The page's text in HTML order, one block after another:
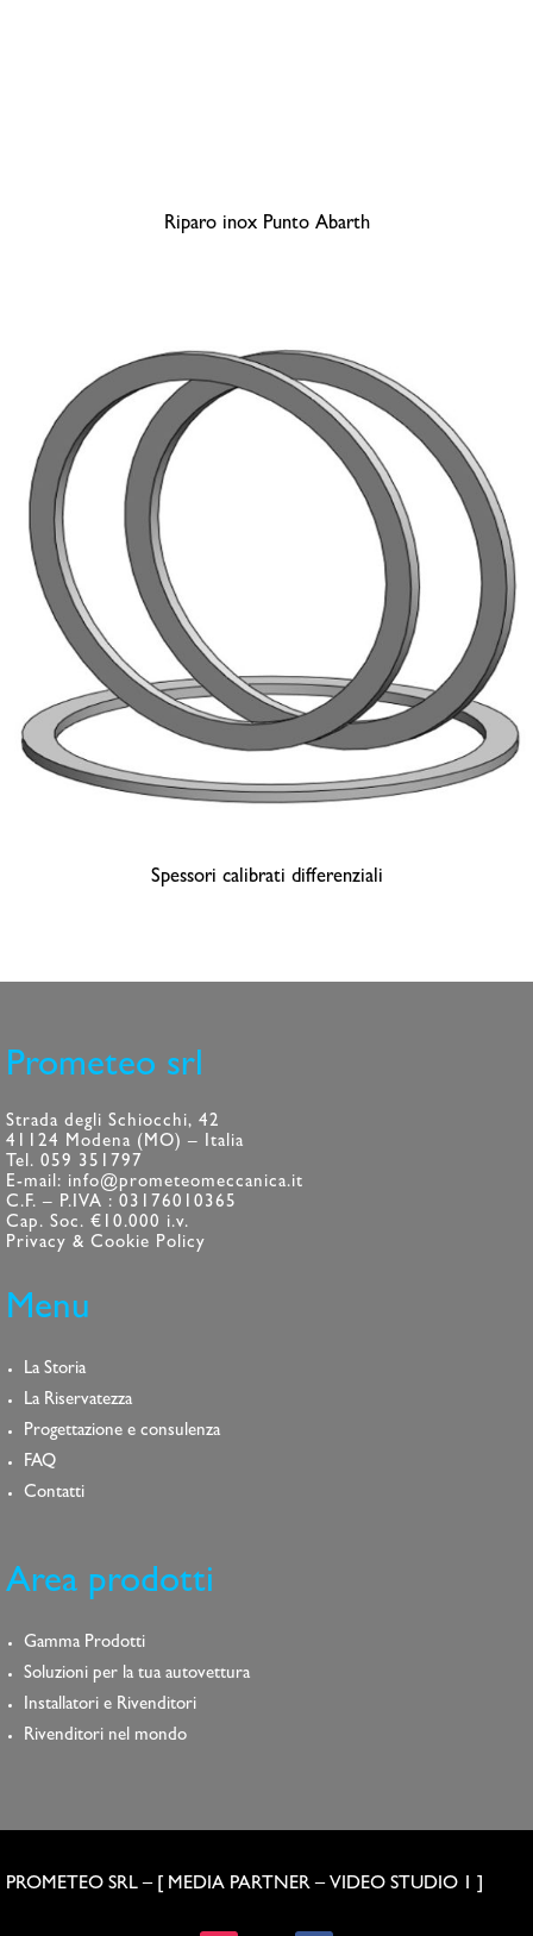
Riparo inox Punto Abarth
Spessori calibrati differenziali
Prometeo srl
Strada degli Schiocchi, 42
41124 Modena (MO) – Italia
Tel. 059 351797
E-mail: info@prometeomeccanica.it
C.F. – P.IVA : 03176010365
Cap. Soc. €10.000 i.v.
Privacy & Cookie Policy
Menu
La Storia
La Riservatezza
Progettazione e consulenza
FAQ
Contatti
Area prodotti
Gamma Prodotti
Soluzioni per la tua autovettura
Installatori e Rivenditori
Rivenditori nel mondo
PROMETEO SRL – [ MEDIA PARTNER– VIDEO STUDIO 1